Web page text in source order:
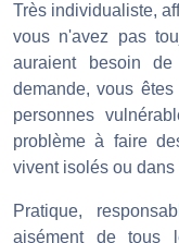
Très individualiste,
vous n'avez pas
auraient besoin
demande, vous
personnes
problème à faire
vivent isolés ou dans
Pratique,
aisément de tous